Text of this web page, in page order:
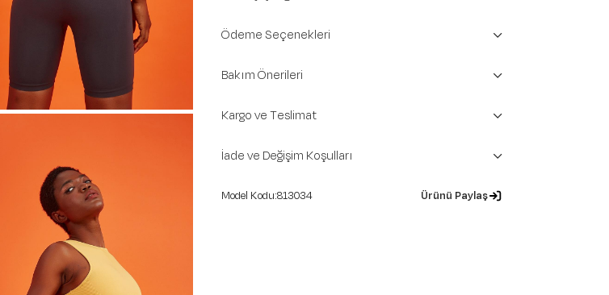
Ödeme Seçenekleri
Bakım Önerileri
Kargo ve Teslimat
İade ve Değişim Koşulları
813034 Ürünü Paylaş